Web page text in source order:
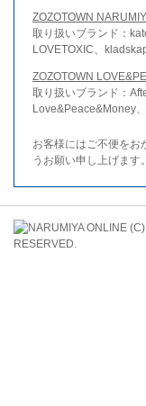
ZOZOTOWN
取り扱いブランド：
LOVETOXIC、
ZOZOTOWN
取り扱いブランド：
Love&Peace&Money
お客様にはご不便をお
うお願い申し上げます。